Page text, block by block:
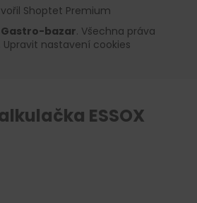
Shoptet Premium
Gastro-bazar. Všechna práva
Upravit nastavení cookies
ESSOX